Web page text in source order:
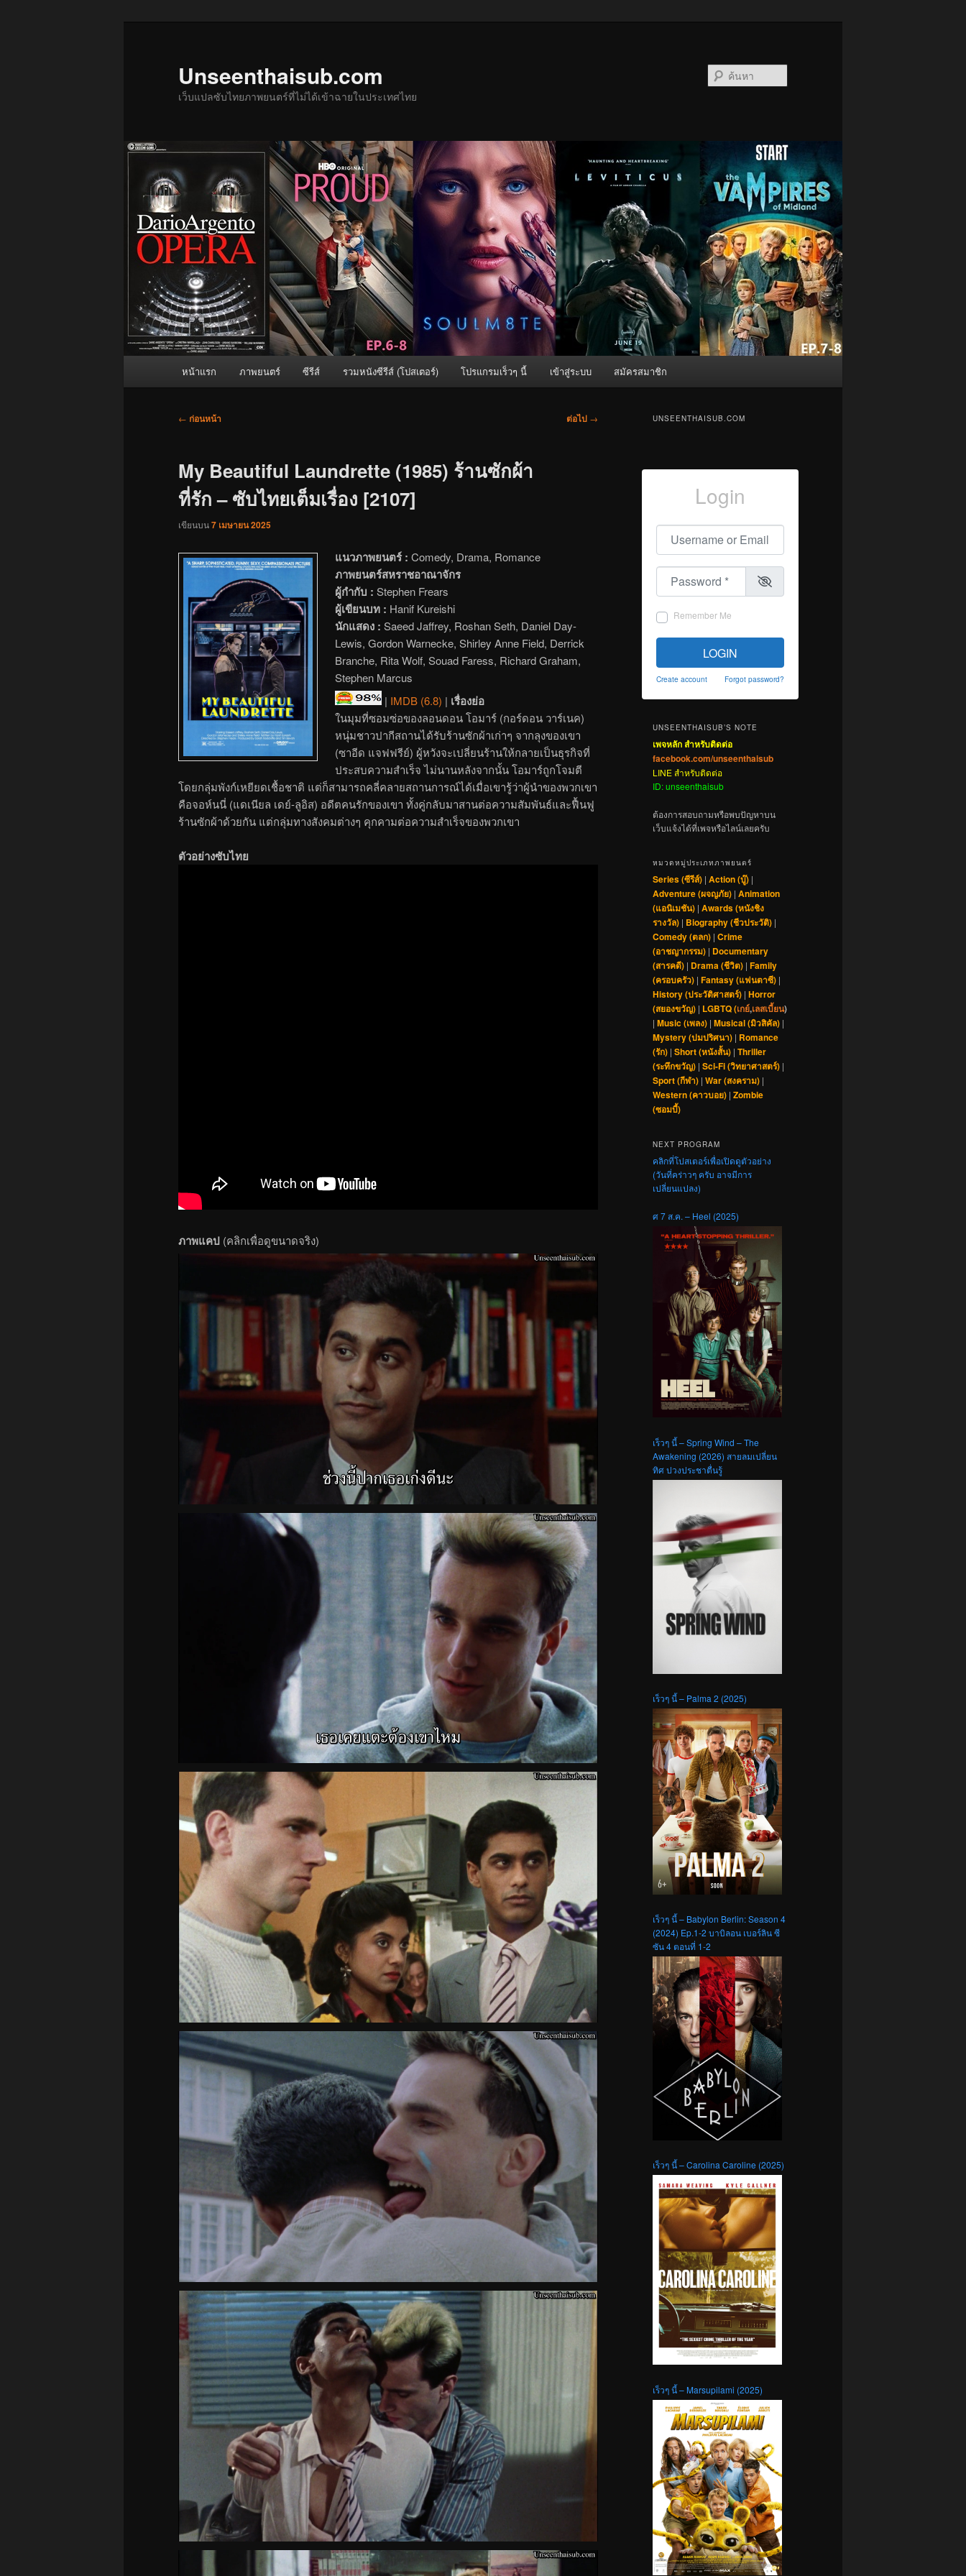
Unseenthaisub.com
เว็บแปลซับไทยภาพยนตร์ที่ไม่ได้เข้าฉายในประเทศไทย
หน้าแรก ภาพยนตร์ ซีรีส์ รวมหนังซีรีส์ (โปสเตอร์) โปรแกรมเร็วๆ นี้ เข้าสู่ระบบ สมัครสมาชิก
เมนู
← ก่อนหน้า ต่อไป →
My Beautiful Laundrette (1985) ร้านซักผ้า
ที่รัก – ซับไทยเต็มเรื่อง [2107]
เขียนบน7 เมษายน 2025
แนวภาพยนตร์ : Comedy, Drama, Romance
ภาพยนตร์สหราชอาณาจักร
ผู้กำกับ : Stephen Frears
ผู้เขียนบท : Hanif Kureishi
นักแสดง : Saeed Jaffrey, Roshan Seth, Daniel Day-
Lewis, Gordon Warnecke, Shirley Anne Field, Derrick
Branche, Rita Wolf, Souad Faress, Richard Graham,
Stephen Marcus
| IMDB (6.8) | เรื่องย่อ
ในมุมที่ซอมซ่อของลอนดอน โอมาร์ (กอร์ดอน วาร์เนค)
หนุ่มชาวปากีสถานได้รับร้านซักผ้าเก่าๆ จากลุงของเขา
(ซาอีด แจฟฟรีย์) ผู้หวังจะเปลี่ยนร้านให้กลายเป็นธุรกิจที่
ประสบความสำเร็จ ไม่นานหลังจากนั้น โอมาร์ถูกโจมตี
โดยกลุ่มพังก์เหยียดเชื้อชาติ แต่ก็สามารถคลี่คลายสถานการณ์ได้เมื่อเขารู้ว่าผู้นำของพวกเขา
คือจอห์นนี่ (แดเนียล เดย์-ลูอิส) อดีตคนรักของเขา ทั้งคู่กลับมาสานต่อความสัมพันธ์และฟื้นฟู
ร้านซักผ้าด้วยกัน แต่กลุ่มทางสังคมต่างๆ คุกคามต่อความสำเร็จของพวกเขา
ตัวอย่างซับไทย
ภาพแคป (คลิกเพื่อดูขนาดจริง)
UNSEENTHAISUB.COM
Login
Username or Email
Password
Remember Me
LOGIN
Create account Forgot password?
UNSEENTHAISUB’S NOTE
เพจหลัก สำหรับติดต่อ
facebook.com/unseenthaisub
LINE สำหรับติดต่อ
ID: unseenthaisub
ต้องการสอบถามหรือพบปัญหาบน
เว็บแจ้งได้ที่เพจหรือไลน์เลยครับ
หมวดหมู่ประเภทภาพยนตร์
Series (ซีรีส์) | Action (บู๊) |
Adventure (ผจญภัย) | Animation
(แอนิเมชัน) | Awards (หนังชิง
รางวัล) | Biography (ชีวประวัติ) |
Comedy (ตลก) | Crime
(อาชญากรรม) | Documentary
(สารคดี) | Drama (ชีวิต) | Family
(ครอบครัว) | Fantasy (แฟนตาซี) |
History (ประวัติศาสตร์) | Horror
(สยองขวัญ) | LGBTQ (เกย์,เลสเบี้ยน)
| Music (เพลง) | Musical (มิวสิคัล) |
Mystery (ปมปริศนา) | Romance
(รัก) | Short (หนังสั้น) | Thriller
(ระทึกขวัญ) | Sci-Fi (วิทยาศาสตร์) |
Sport (กีฬา) | War (สงคราม) |
Western (คาวบอย) | Zombie
(ซอมบี้)
NEXT PROGRAM
คลิกที่โปสเตอร์เพื่อเปิดดูตัวอย่าง
(วันที่คร่าวๆ ครับ อาจมีการ
เปลี่ยนแปลง)
ศ 7 ส.ค. – Heel (2025)
เร็วๆ นี้ – Spring Wind – The
Awakening (2026) สายลมเปลี่ยน
ทิศ ปวงประชาตื่นรู้
เร็วๆ นี้ – Palma 2 (2025)
เร็วๆ นี้ – Babylon Berlin: Season 4
(2024) Ep.1-2 บาบิลอน เบอร์ลิน ซี
ซัน 4 ตอนที่ 1-2
เร็วๆ นี้ – Carolina Caroline (2025)
เร็วๆ นี้ – Marsupilami (2025)